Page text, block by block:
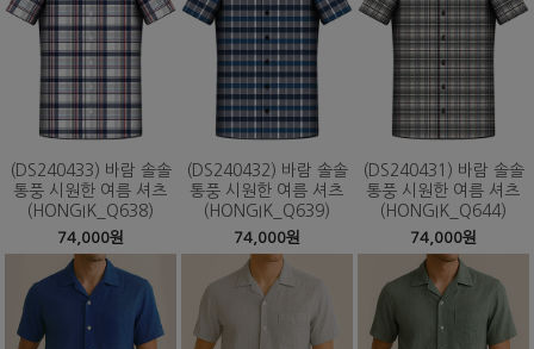
(DS240433) 바람 솔솔
통풍 시원한 여름 셔츠
(HONGIK_Q638)
74,000원
(DS240432) 바람 솔솔
통풍 시원한 여름 셔츠
(HONGIK_Q639)
74,000원
(DS240431) 바람 솔솔
통풍 시원한 여름 셔츠
(HONGIK_Q644)
74,000원